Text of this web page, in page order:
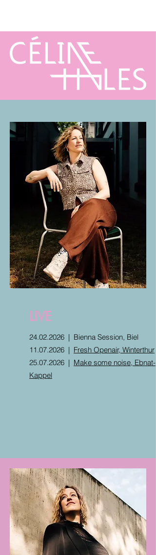
LIVE
24.02.2026 | Bienna Session, Biel
11.07.2026 | Fresh Openair, Winterthur
25.07.2026 | Make some noise, Ebnat-
Kappel